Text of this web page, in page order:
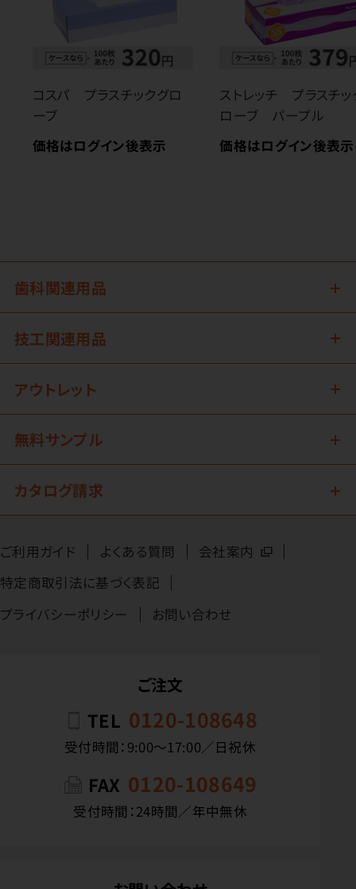
コスパ プラスチックグロ
ーブ
価格はログイン後表示
ストレッチ プラスチッ
ローブ パープル
価格はログイン後表示
歯科関連用品
技工関連用品
アウトレット
無料サンプル
カタログ請求
ご利用ガイド よくある質問
会社案内
特定商取引法に基づく表記
プライバシーポリシー
お問い合わせ
ご注文
TEL 0120-108648
受付時間：9:00〜17:00／日祝休
FAX 0120-108649
受付時間：24時間／年中無休